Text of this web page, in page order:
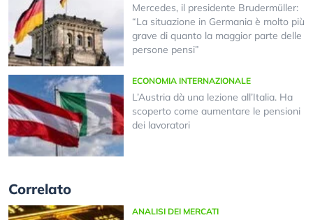
Mercedes, il presidente Brudermüller:
“La situazione in Germania è molto più
grave di quanto la maggior parte delle
persone pensi”
ECONOMIA INTERNAZIONALE
L’Austria dà una lezione all’Italia. Ha
scoperto come aumentare le pensioni
dei lavoratori
Correlato
ANALISI DEI MERCATI